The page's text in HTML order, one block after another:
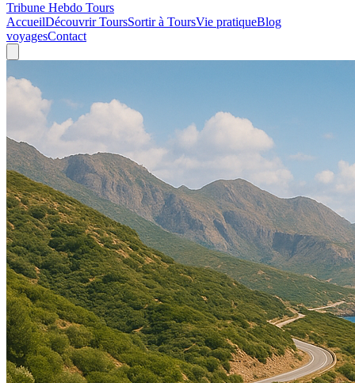
Tribune Hebdo Tours
AccueilDécouvrir ToursSortir à ToursVie pratiqueBlog
voyagesContact